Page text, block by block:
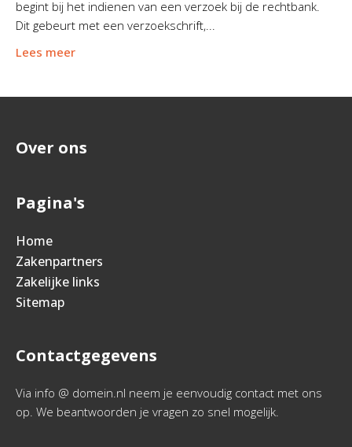
begint bij het indienen van een verzoek bij de rechtbank.
Dit gebeurt met een verzoekschrift,...
Lees meer
Over ons
Pagina's
Home
Zakenpartners
Zakelijke links
Sitemap
Contactgegevens
Via info @ domein.nl neem je eenvoudig contact met ons
op. We beantwoorden je vragen zo snel mogelijk.